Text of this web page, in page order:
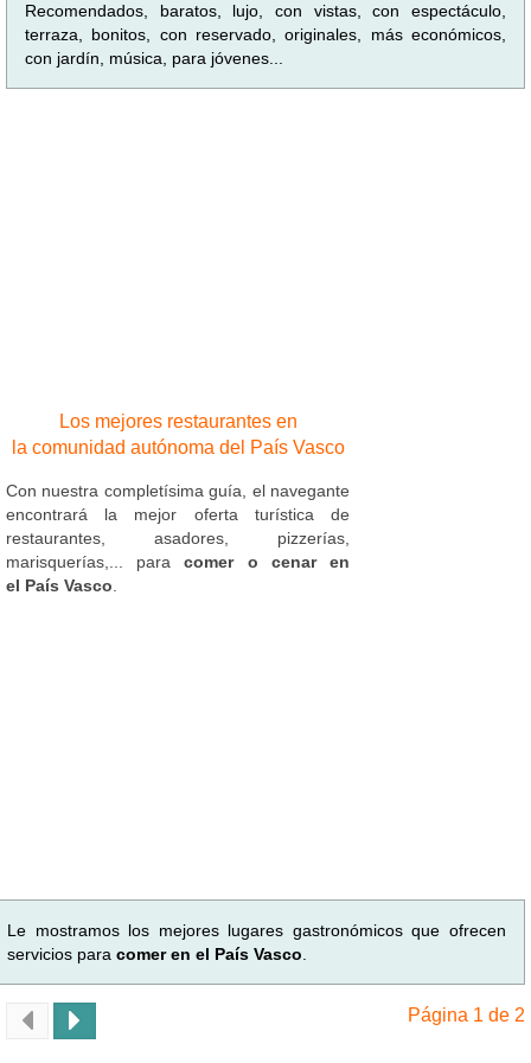
Recomendados, baratos, lujo, con vistas, con espectáculo,
terraza, bonitos, con reservado, originales, más económicos,
con jardín, música, para jóvenes...
Los mejores restaurantes en
la comunidad autónoma del País Vasco
Con nuestra completísima guía, el navegante
encontrará la mejor oferta turística de
restaurantes, asadores, pizzerías,
marisquerías,... paracomer o cenar en
el País Vasco
Le mostramos los mejores lugares gastronómicos que ofrecen
servicios para comer en el País Vasco
Página 1 de 2